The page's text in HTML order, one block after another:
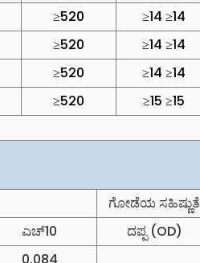
≥520
≥14 ≥14
≥520
≥14 ≥14
≥520
≥14 ≥14
≥520 ≥15 ≥15
ಗೋಡೆಯ ಸಹಿಷ್ಣುತೆ
ಎಚ್10
ದಪ್ಪ (OD)
0.084